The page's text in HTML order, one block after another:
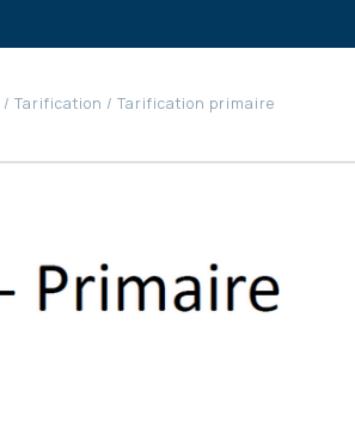
Tarification Tarification primaire